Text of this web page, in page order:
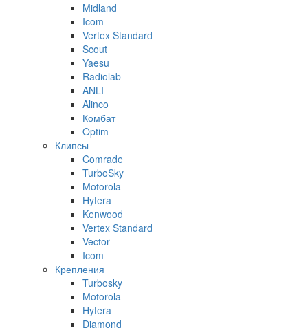
Midland
Icom
Vertex Standard
Scout
Yaesu
Radiolab
ANLI
Alinco
Комбат
Optim
Клипсы
Comrade
TurboSky
Motorola
Hytera
Kenwood
Vertex Standard
Vector
Icom
Крепления
Turbosky
Motorola
Hytera
Diamond